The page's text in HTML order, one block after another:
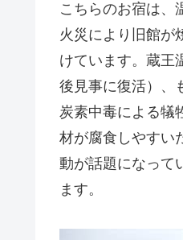
こちらのお宿は、
火災により旧館が
けています。蔵王
後見事に復活）、
炭素中毒による犠
材が腐食しやすい
動が話題になって
ます。